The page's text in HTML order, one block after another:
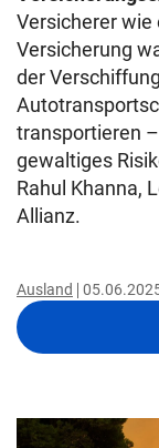
Versicherer
Versicherung
der
transportieren
gewaltiges
Rahul Khanna,
Allianz.
Ausland